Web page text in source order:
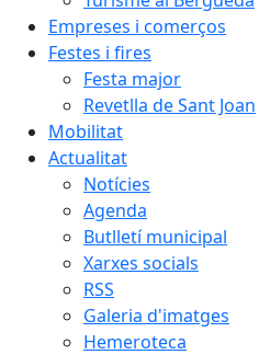
Empreses i comerços
Festes i fires
Festa major
Revetlla de Sant Joan
Mobilitat
Actualitat
Notícies
Agenda
Butlletí municipal
Xarxes socials
RSS
Galeria d'imatges
Hemeroteca